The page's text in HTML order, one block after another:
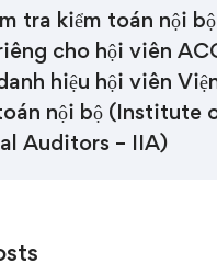
tra kiểm toán nội bộ
cho hội viên
hiệu hội viên
nội bộ (Institute
Auditors – IIA)